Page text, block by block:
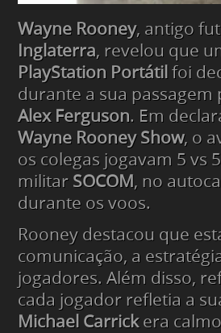
Wayne Rooney, antigo
Inglaterra, revelou que
PlayStation Portátil foi
durante a sua
Alex Ferguson. Em
Wayne Rooney Show, o
os colegas jogavam 5 vs
militar SOCOM, no
durante os voos.
Rooney destacou que
comunicação, a
jogadores. Além disso,
cada jogador refletia a
Michael Carrickera